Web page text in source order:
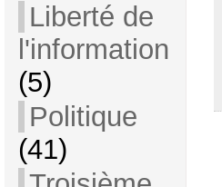
Liberté de
l'information
(5)
Politique
(41)